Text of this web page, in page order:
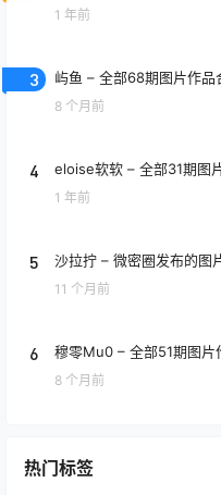
1 年前
3 屿鱼 – 全部68期图片作品
8 个月前
4 eloise软软 – 全部31期图
1 年前
5 沙拉拧 – 微密圈发布的图
11 个月前
6 穆零Mu0 – 全部51期图
8 个月前
热门标签